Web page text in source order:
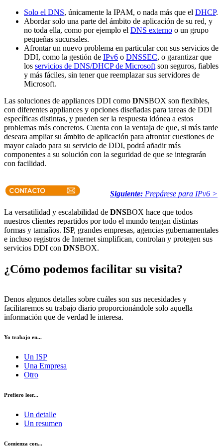
Solo el DNS, únicamente la IPAM, o nada más que el DHCP.
Abordar solo una parte del ámbito de aplicación de su red, y
no toda ella, como por ejemplo el DNS externo o un grupo
pequeñas sucursales.
Afrontar un nuevo problema en particular con sus servicios de
DDI, como la gestión de IPv6 o DNSSEC, o garantizar que
los servicios de DNS/DHCP de Microsoft son seguros, fiables
y más fáciles, sin tener que reemplazar sus servidores de
Microsoft.
Las soluciones de appliances DDI como DNSBOX son flexibles,
con diferentes appliances y opciones diseñadas para tareas de DDI
específicas distintas, y pueden ser la respuesta idónea a estos
problemas más concretos. Cuenta con la ventaja de que, si más tarde
deseara ampliar su ámbito de aplicación para afrontar cuestiones de
mayor calado para su servicio de DDI, podrá añadir más
componentes a su solución con la seguridad de que se integrarán
con facilidad.
Siguiente: Prepárese para IPv6 >
La versatilidad y escalabilidad de DNSBOX hace que todos
nuestros clientes repartidos por todo el mundo tengan distintas
formas y tamaños. ISP, grandes empresas, agencias gubernamentales
e incluso registros de Internet simplifican, controlan y protegen sus
servicios DDI con DNSBOX.
¿Cómo podemos facilitar su visita?
Denos algunos detalles sobre cuáles son sus necesidades y
facilitaremos su trabajo diario proporcionándole solo aquella
información que de verdad le interesa.
Yo trabajo en...
Un ISP
Una Empresa
Otro
Prefiero leer...
Un detalle
Un resumen
Comienza con...